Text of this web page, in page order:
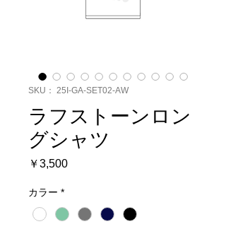
SKU： 25I-GA-SET02-AW
ラフストーンロン
グシャツ
￥3,500価
カラー *